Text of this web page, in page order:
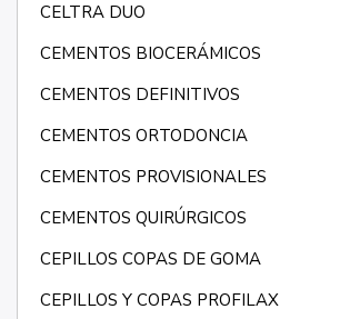
CELTRA DUO
CEMENTOS BIOCERÁMICOS
CEMENTOS DEFINITIVOS
CEMENTOS ORTODONCIA
CEMENTOS PROVISIONALES
CEMENTOS QUIRÚRGICOS
CEPILLOS COPAS DE GOMA
CEPILLOS Y COPAS PROFILAX